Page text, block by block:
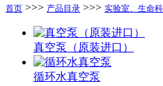
首页 >>> 产品目录 >>> 实验室、生
真空泵（原装进口）
循环水真空泵